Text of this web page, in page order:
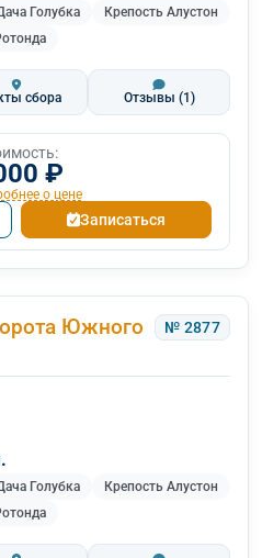
Голубка
Крепость Алустон
сбора Отзывы (1)
₽
о цене
Записаться
Южного
№ 2877
Голубка
Крепость Алустон